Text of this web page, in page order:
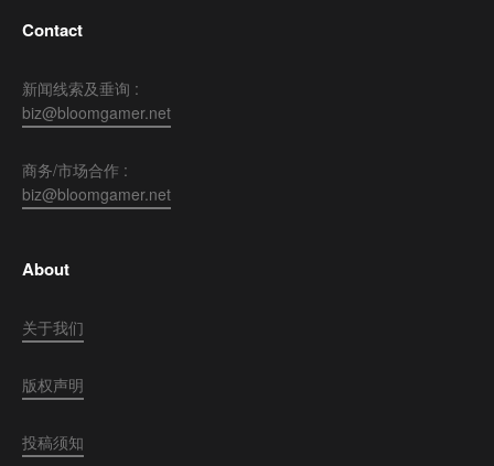
Contact
新闻线索及垂询 :
biz@bloomgamer.net
商务/市场合作 :
biz@bloomgamer.net
About
关于我们
版权声明
投稿须知